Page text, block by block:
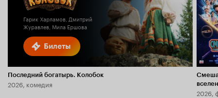
Билеты
Гарик Харламов, Дмитрий
Журавлев, Мила Ершова
Последний богатырь. Колобок
2026, комедия
2026,